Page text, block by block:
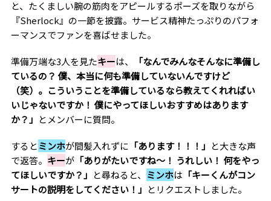
と、たくましい腕の筋肉をアピールするポーズを取りながら
『Sherlock』の一節を披露。サービス精神たっぷりのパフォ
ーマンスでファンを喜ばせました。
準備万端な3人を見たキーは、
「なんでみんなそんなに準備し
ているの？ 僕、本当に何も準備していないんですけど
（笑）。こういうことを準備しているなら教えてくれればい
いじゃないですか！ 僕にやってほしいおすすめはあります
か？」 とメンバーに質問。
するとミンホが間髪入れずに 「あります！！！」 と大きな声
で返答。 キーが「ありがたいですね〜！ うれしい！ 何をやっ
てほしいですか？」 と尋ねると、 ミンホは 「キーくんがコン
サートの説明をしてください！」 とリクエストしました。